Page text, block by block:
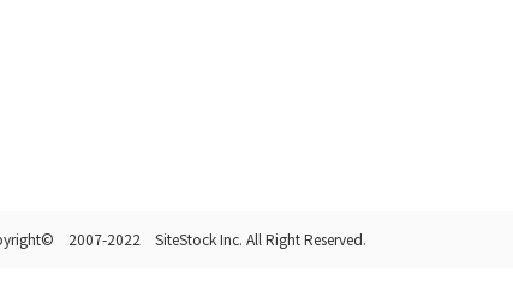
2007-2022 SiteStock Inc. All Right Reserved.